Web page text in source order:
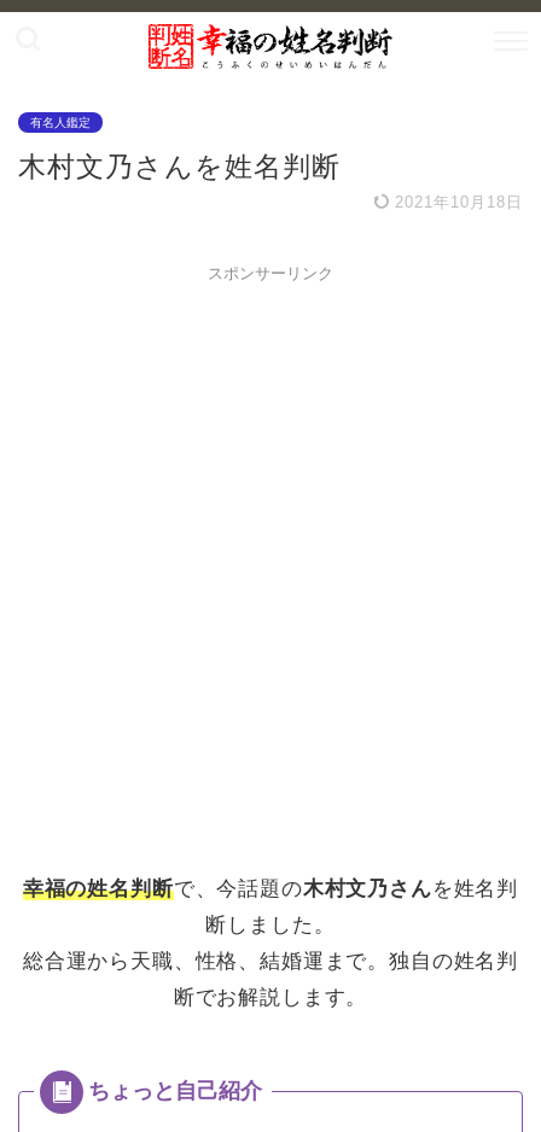
有名人鑑定
木村文乃さんを姓名判断
2021年10月18日
スポンサーリンク
幸福の姓名判断で、今話題の木村文乃さんを姓名判
断しました。
総合運から天職、性格、結婚運まで。独自の姓名判
断でお解説します。